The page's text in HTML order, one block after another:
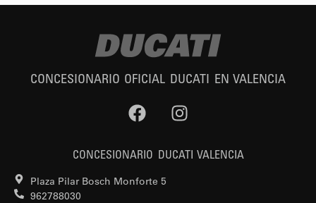
CONCESIONARIO OFICIAL DUCATI EN VALENCIA
CONCESIONARIO DUCATI VALENCIA
Plaza Pilar Bosch Monforte 5
962788030